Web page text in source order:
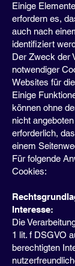
Einige
erfordern es,
auch nach
identifiziert
Der Zweck der
notwendiger
Websites für
Einige
können ohne
nicht
erforderlich,
einem
Für folgende
Cookies:
Interesse:
Die
1 lit. f DSGVO
berechtigten